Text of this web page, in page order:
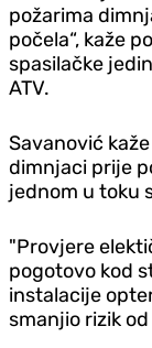
požarima
počela“, kaže
spasilačke
ATV.
Savanović
dimnjaci prije
jednom u toku
"Provjere
pogotovo kod
instalacije
smanjio rizik